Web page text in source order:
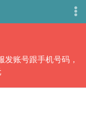
账号跟手机号码，